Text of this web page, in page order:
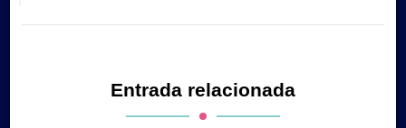
Entrada relacionada